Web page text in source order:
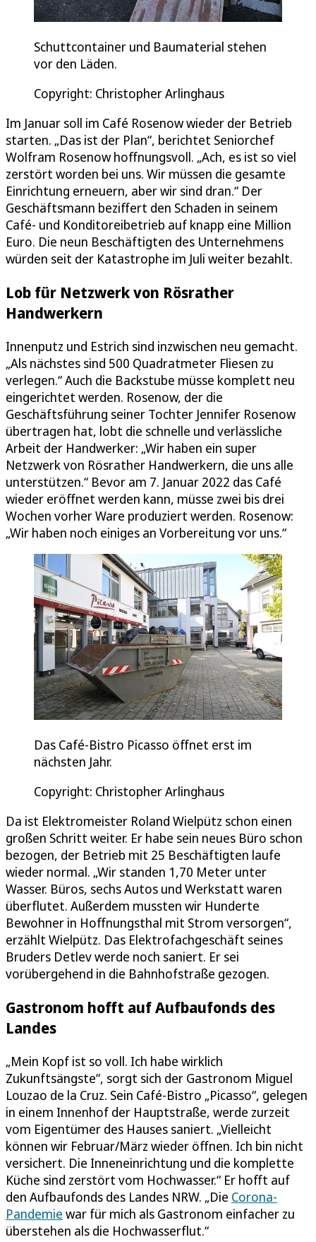
Schuttcontainer und Baumaterial stehen
vor den Läden.
Copyright: Christopher Arlinghaus
Im Januar soll im Café Rosenow wieder der Betrieb
starten. „Das ist der Plan“, berichtet Seniorchef
Wolfram Rosenow hoffnungsvoll. „Ach, es ist so viel
zerstört worden bei uns. Wir müssen die gesamte
Einrichtung erneuern, aber wir sind dran.“ Der
Geschäftsmann beziffert den Schaden in seinem
Café- und Konditoreibetrieb auf knapp eine Million
Euro. Die neun Beschäftigten des Unternehmens
würden seit der Katastrophe im Juli weiter bezahlt.
Lob für Netzwerk von Rösrather
Handwerkern
Innenputz und Estrich sind inzwischen neu gemacht.
„Als nächstes sind 500 Quadratmeter Fliesen zu
verlegen.“ Auch die Backstube müsse komplett neu
eingerichtet werden. Rosenow, der die
Geschäftsführung seiner Tochter Jennifer Rosenow
übertragen hat, lobt die schnelle und verlässliche
Arbeit der Handwerker: „Wir haben ein super
Netzwerk von Rösrather Handwerkern, die uns alle
unterstützen.“ Bevor am 7. Januar 2022 das Café
wieder eröffnet werden kann, müsse zwei bis drei
Wochen vorher Ware produziert werden. Rosenow:
„Wir haben noch einiges an Vorbereitung vor uns.“
Das Café-Bistro Picasso öffnet erst im
nächsten Jahr.
Copyright: Christopher Arlinghaus
Da ist Elektromeister Roland Wielpütz schon einen
großen Schritt weiter. Er habe sein neues Büro schon
bezogen, der Betrieb mit 25 Beschäftigten laufe
wieder normal. „Wir standen 1,70 Meter unter
Wasser. Büros, sechs Autos und Werkstatt waren
überflutet. Außerdem mussten wir Hunderte
Bewohner in Hoffnungsthal mit Strom versorgen“,
erzählt Wielpütz. Das Elektrofachgeschäft seines
Bruders Detlev werde noch saniert. Er sei
vorübergehend in die Bahnhofstraße gezogen.
Gastronom hofft auf Aufbaufonds des
Landes
„Mein Kopf ist so voll. Ich habe wirklich
Zukunftsängste“, sorgt sich der Gastronom Miguel
Louzao de la Cruz. Sein Café-Bistro „Picasso“, gelegen
in einem Innenhof der Hauptstraße, werde zurzeit
vom Eigentümer des Hauses saniert. „Vielleicht
können wir Februar/März wieder öffnen. Ich bin nicht
versichert. Die Inneneinrichtung und die komplette
Küche sind zerstört vom Hochwasser.“ Er hofft auf
den Aufbaufonds des Landes NRW. „Die Corona-
Pandemie war für mich als Gastronom einfacher zu
überstehen als die Hochwasserflut.“